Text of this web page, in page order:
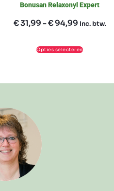
Bonusan Relaxonyl Expert
€31,99-€94,99 Inc. btw.
Opties selecteren